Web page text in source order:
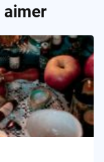
aimer